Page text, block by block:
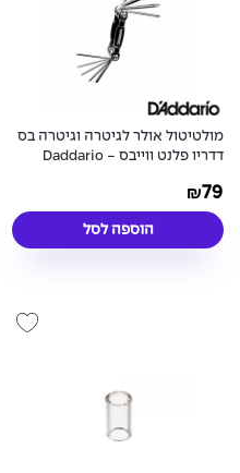
מולטיטול אולר לגיטרה וגיטרה בס
דדריו פלנט ווייבס - Daddario
₪79
הוספה לסל